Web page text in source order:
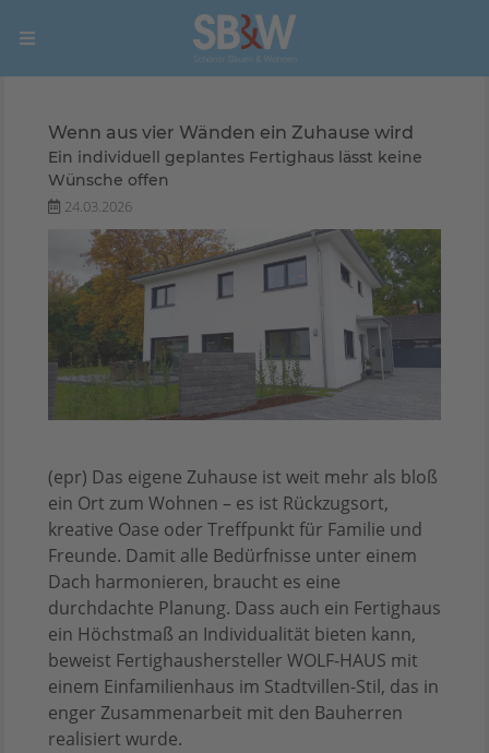
Wenn aus vier Wänden ein Zuhause wird
Ein individuell geplantes Fertighaus lässt keine
Wünsche offen
24.03.2026
(epr) Das eigene Zuhause ist weit mehr als bloß
ein Ort zum Wohnen – es ist Rückzugsort,
kreative Oase oder Treffpunkt für Familie und
Freunde. Damit alle Bedürfnisse unter einem
Dach harmonieren, braucht es eine
durchdachte Planung. Dass auch ein Fertighaus
ein Höchstmaß an Individualität bieten kann,
beweist Fertighaushersteller WOLF-HAUS mit
einem Einfamilienhaus im Stadtvillen-Stil, das in
enger Zusammenarbeit mit den Bauherren
realisiert wurde.